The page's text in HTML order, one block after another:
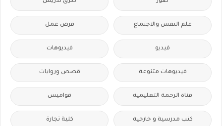
علم النفس والاجتماع فرص عمل
فيديو فيديوهات
فيديوهات متنوعة قصص وروايات
قناة الرحمة التعليمية قواميس
كتب مدرسية و خارجية كلية تجارة